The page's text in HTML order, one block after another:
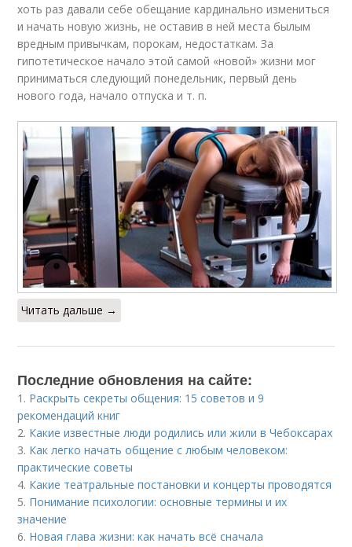
хоть раз давали себе обещание кардинально измениться
и начать новую жизнь, не оставив в ней места былым
вредным привычкам, порокам, недостаткам. За
гипотетическое начало этой самой «новой» жизни мог
приниматься следующий понедельник, первый день
нового года, начало отпуска и т. п.
Читать дальше →
Последние обновления на сайте:
1. Раскрыть секреты общения: 15 советов и 9
рекомендаций книг
2. Какие известные люди родились или жили в Чебоксарах
3. Как легко начать общение с любым человеком:
практические советы
4. Какие театральные постановки и концерты проводятся
5. Понимание психологии: основные термины и их
значение
6. Новая глава жизни: как начать всё сначала